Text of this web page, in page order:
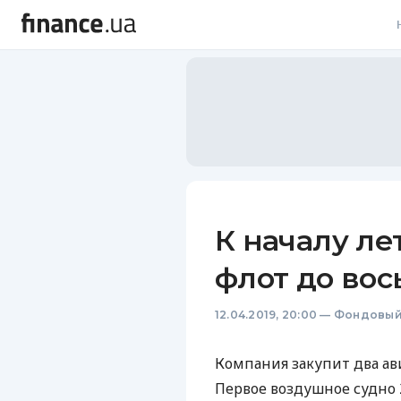
К началу
флот до
12.04.2019, 20:00 —
Компания закупит два
Первое воздушное судно